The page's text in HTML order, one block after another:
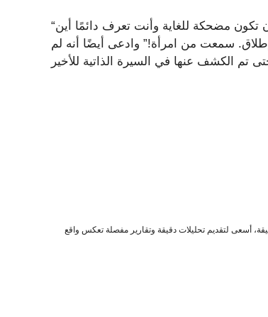
“أود أن أعتقد أنني وستيفي كنا دائمًا أصدقاء. إنها سيدة عظيمة. يمكن أن تكون مضحكة للغاية وأنت تعرف دائمًا أين
سمعت من امرأة!” وادعى أيضًا أنه لم
أسعى لتقديم تحليلات دقيقة وتقارير مفصلة تعكس واقع